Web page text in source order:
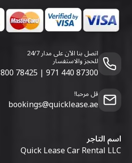
اتصل بنا الآن على مدار 24/7
للحجز والاستفسار
800 78425 | 971 440 87300
قل مرحبا!
bookings@quicklease.ae
اسم التاجر
Quick Lease Car Rental LLC